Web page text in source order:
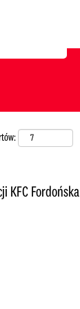
KFC Fordońska